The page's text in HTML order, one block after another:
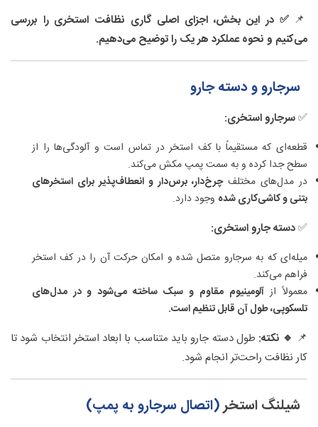
📌✅ در این بخش، اجزای اصلی گاری نظافت استخری را بررسی
می‌کنیم و نحوه عملکرد هر یک را توضیح می‌دهیم.
سرجارو و دسته جارو
✅سرجارو استخری:
قطعه‌ای که مستقیماً با کف استخر در تماس است و آلودگی‌ها را از
سطح جدا کرده و به سمت پمپ مکش می‌کند.
در مدل‌های مختلفچرخ‌دار، برس‌دار و انعطاف‌پذیر برای استخرهای
بتنی و کاشی‌کاری شده وجود دارد.
✅دسته جارو استخری:
میله‌ای که به سرجارو متصل شده و امکان حرکت آن را در کف استخر
فراهم می‌کند.
معمولاً ازآلومینیوم مقاوم و سبک ساخته می‌شود و در مدل‌های
تلسکوپی، طول آن قابل تنظیم است.
📌 🔹 نکته: طول دسته جارو باید متناسب با ابعاد استخر انتخاب شود تا
کار نظافت راحت‌تر انجام شود.
شیلنگ استخر(اتصال سرجارو به پمپ)